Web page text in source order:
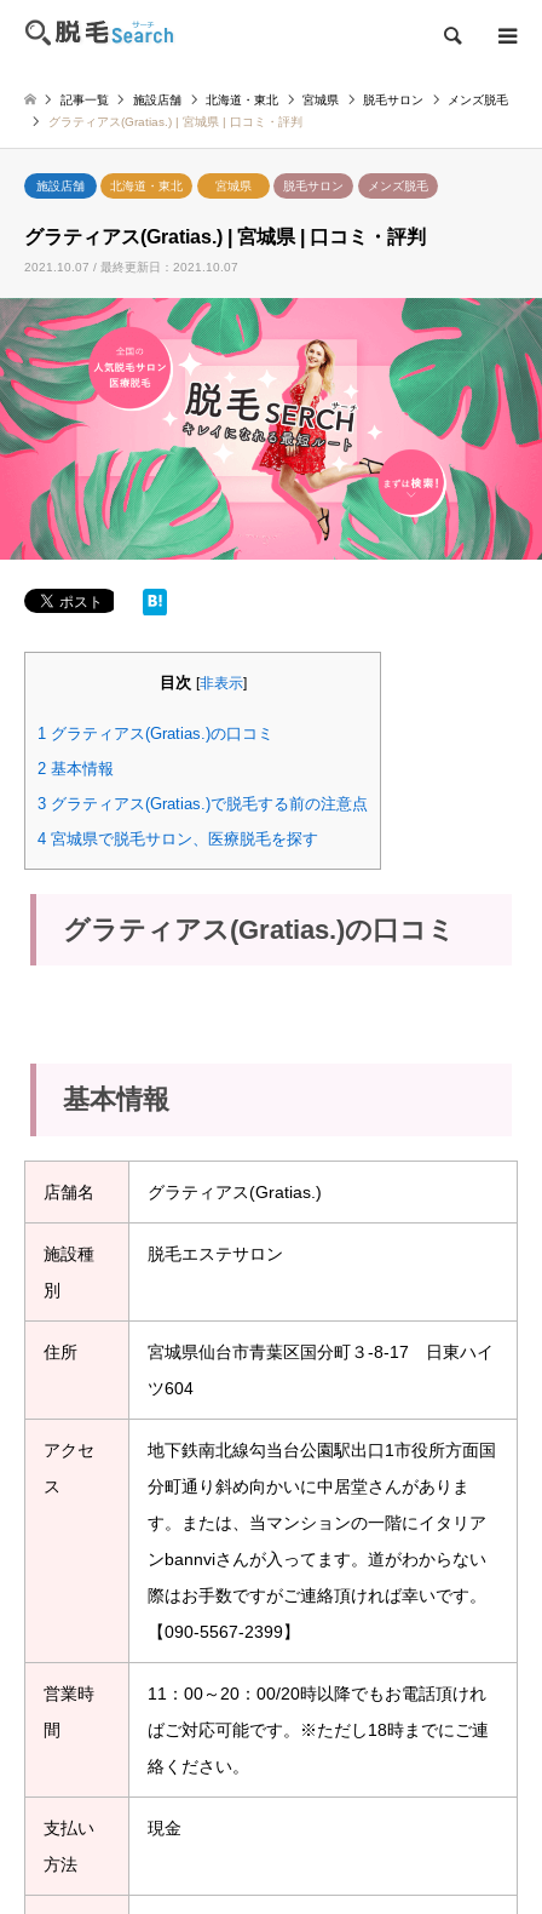
検索
記事一覧 施設店舗 北海道・東北 宮城県 脱毛サロン
メンズ脱毛
グラティアス(Gratias.) | 宮城県 | 口コミ・評判
施設店舗 北海道・東北 宮城県 脱毛サロン メンズ脱毛
グラティアス(Gratias.) | 宮城県 | 口コミ・評判
2021.10.07 / 最終更新日：2021.10.07
目次 [非表示]
1 グラティアス(Gratias.)の口コミ
2 基本情報
3 グラティアス(Gratias.)で脱毛する前の注意点
4 宮城県で脱毛サロン、医療脱毛を探す
グラティアス(Gratias.)の口コミ
基本情報
店舗名 グラティアス(Gratias.)
施設種
別
脱毛エステサロン
住所
宮城県仙台市青葉区国分町３-8-17 日東ハイ
ツ604
アクセ
ス
地下鉄南北線勾当台公園駅出口1市役所方面国
分町通り斜め向かいに中居堂さんがありま
す。または、当マンションの一階にイタリア
ンbannviさんが入ってます。道がわからない
際はお手数ですがご連絡頂ければ幸いです。
【090-5567-2399】
営業時
間
11：00～20：00/20時以降でもお電話頂けれ
ばご対応可能です。※ただし18時までにご連
絡ください。
支払い
方法
現金